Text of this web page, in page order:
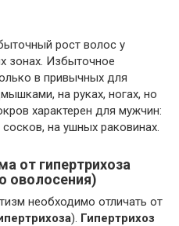
рост волос у
зонах. Избыточное
в привычных для
на руках, ногах, но
характерен для мужчин:
на ушных раковинах.
от гипертрихоза
оволосения)
необходимо отличать от
). Гипертрихоз